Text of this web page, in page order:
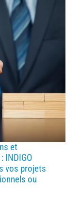
et
INDIGO
vos projets
ou